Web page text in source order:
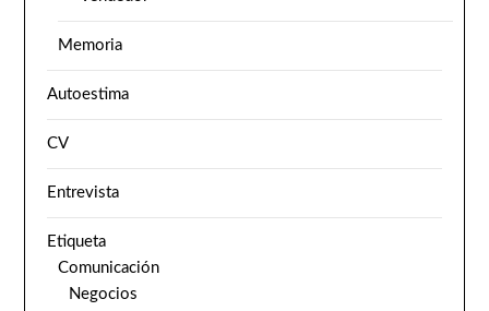
Memoria
Autoestima
CV
Entrevista
Etiqueta
Comunicación
Negocios